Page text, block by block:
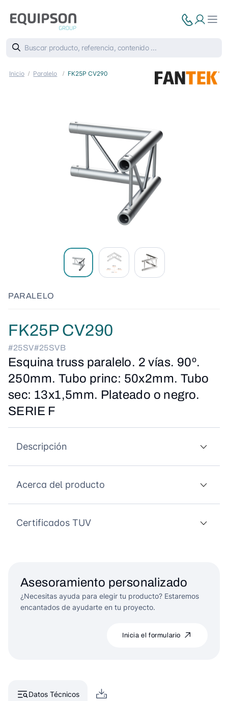
Inicio Paralelo FK25P CV290
PARALELO
FK25P CV290
#25SV#25SVB
Esquina truss paralelo. 2 vías. 90º.
250mm. Tubo princ: 50x2mm. Tubo
sec: 13x1,5mm. Plateado o negro.
SERIE F
Descripción
Acerca del producto
Certificados TUV
Asesoramiento personalizado
¿Necesitas ayuda para elegir tu producto? Estaremos
encantados de ayudarte en tu proyecto.
Inicia el formulario
Datos Técnicos